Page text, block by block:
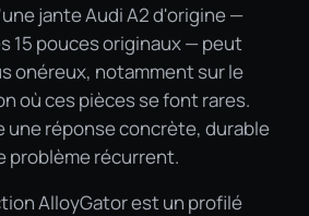
jante Audi A2 d'origine —
15 pouces originaux — peut
onéreux, notamment sur le
où ces pièces se font rares.
une réponse concrète, durable
problème récurrent.
AlloyGator est un profilé